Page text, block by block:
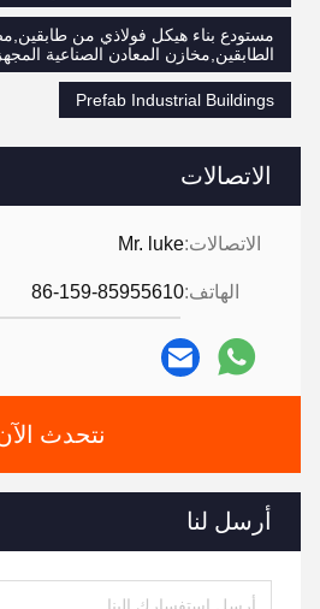
الاتصالات
الاتصالات:Mr. luke
الهاتف:86-159-85955610
نتحدث
أرسل لنا
مستودع بناء هيكل فولاذي من
الطابقين,مخازن المعادن الصناعية
Prefab Industrial Buildings